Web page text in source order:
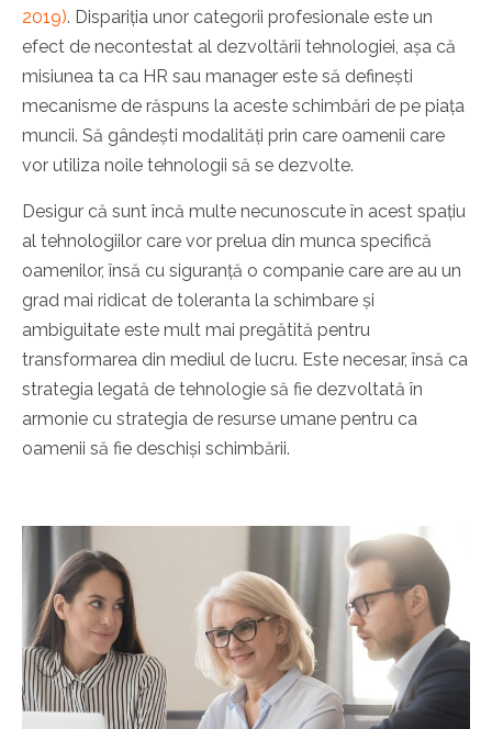
2019). Dispariția unor categorii profesionale este un
efect de necontestat al dezvoltării tehnologiei, așa că
misiunea ta ca HR sau manager este să definești
mecanisme de răspuns la aceste schimbări de pe piața
muncii. Să gândești modalități prin care oamenii care
vor utiliza noile tehnologii să se dezvolte.
Desigur că sunt încă multe necunoscute în acest spațiu
al tehnologiilor care vor prelua din munca specifică
oamenilor, însă cu siguranță o companie care are au un
grad mai ridicat de toleranta la schimbare și
ambiguitate este mult mai pregătită pentru
transformarea din mediul de lucru. Este necesar, însă ca
strategia legată de tehnologie să fie dezvoltată în
armonie cu strategia de resurse umane pentru ca
oamenii să fie deschiși schimbării.